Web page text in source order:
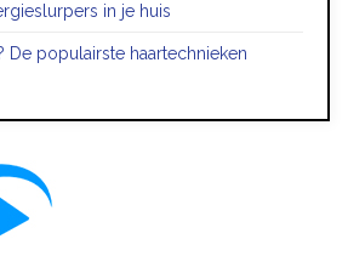
in je huis
De populairste haartechnieken